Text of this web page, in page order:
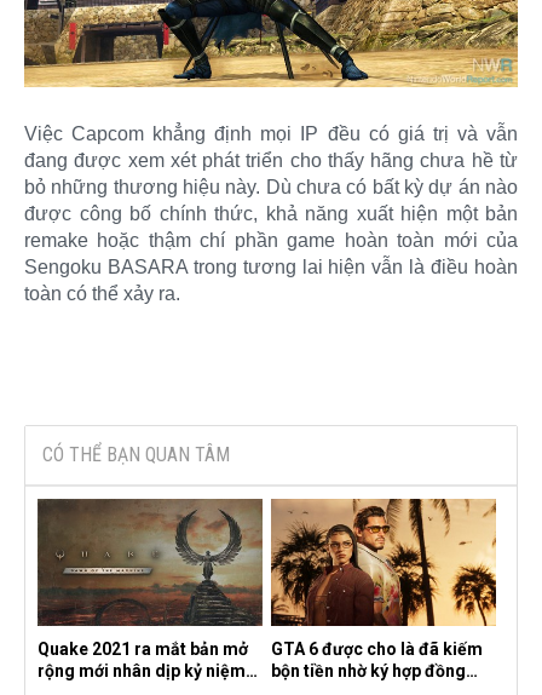
Việc Capcom khẳng định mọi IP đều có giá trị và vẫn
đang được xem xét phát triển cho thấy hãng chưa hề từ
bỏ những thương hiệu này. Dù chưa có bất kỳ dự án nào
được công bố chính thức, khả năng xuất hiện một bản
remake hoặc thậm chí phần game hoàn toàn mới của
Sengoku BASARA trong tương lai hiện vẫn là điều hoàn
toàn có thể xảy ra.​
CÓ THỂ BẠN QUAN TÂM
Quake 2021 ra mắt bản mở
rộng mới nhân dịp kỷ niệm
GTA 6 được cho là đã kiếm
bộn tiền nhờ ký hợp đồng